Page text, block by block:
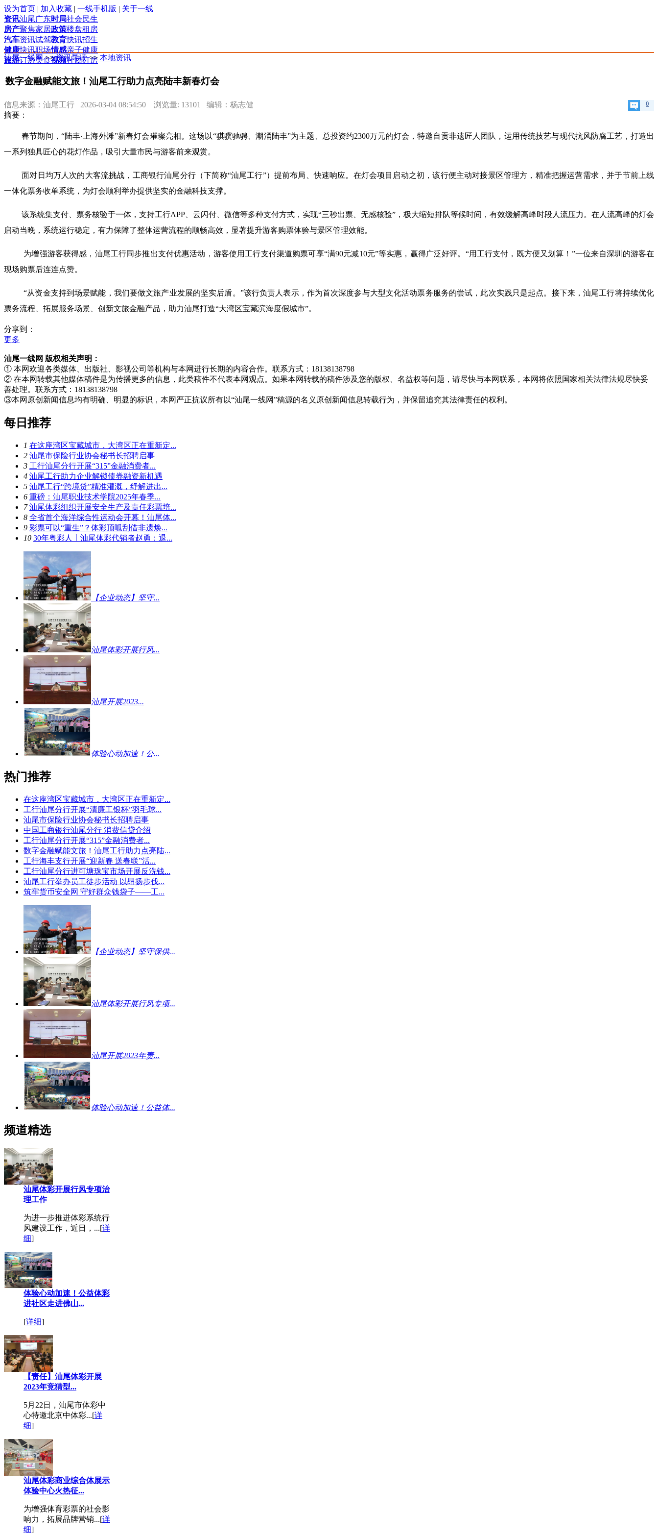
设为首页 | 加入收藏 | 一线手机版 | 关于一线
资讯汕尾广东时局社会民生
房产聚焦家居政策楼盘租房
汽车资讯试驾教育快讯招生
健康快讯职场情感亲子健康
旅游订房美食视频社团订房
汕尾一线网>>资讯导读>> 本地资讯
数字金融赋能文旅！汕尾工行助力点亮陆丰新春灯会
信息来源：汕尾工行 2026-03-04 08:54:50 浏览量: 13101 编辑：杨志健 0
摘要：
春节期间， “陆丰·上海外滩”新春灯会璀璨亮相。这场以“骐骥驰骋、潮涌陆丰”为主题、总投资约2300万元的灯会，特邀自贡非遗匠人团队，运用传统技艺与现代抗风防腐工艺，打造出
一系列独具匠心的花灯作品，吸引大量市民与游客前来观赏。
面对日均万人次的大客流挑战，工商银行汕尾分行（下简称“汕尾工行”）提前布局、快速响应。在灯会项目启动之初，该行便主动对接景区管理方，精准把握运营需求，并于节前上线
一体化票务收单系统，为灯会顺利举办提供坚实的金融科技支撑。
该系统集支付、票务核验于一体，支持工行APP 、云闪付、微信等多种支付方式，实现“三秒出票、无感核验”，极大缩短排队等候时间，有效缓解高峰时段人流压力。在人流高峰的灯会
启动当晚，系统运行稳定，有力保障了整体运营流程的顺畅高效，显著提升游客购票体验与景区管理效能。
为增强游客获得感，汕尾工行同步推出支付优惠活动，游客使用工行支付渠道购票可享“满90元减10元”等实惠，赢得广泛好评。“用工行支付，既方便又划算！”一位来自深圳的游客在
现场购票后连连点赞。
“从资金支持到场景赋能，我们要做文旅产业发展的坚实后盾。”该行负责人表示，作为首次深度参与大型文化活动票务服务的尝试，此次实践只是起点。接下来，汕尾工行将持续优化
票务流程、拓展服务场景、创新文旅金融产品，助力汕尾打造“大湾区宝藏滨海度假城市”。
分享到：
更多
汕尾一线网 版权相关声明：
① 本网欢迎各类媒体、出版社、影视公司等机构与本网进行长期的内容合作。联系方式：18138138798
② 在本网转载其他媒体稿件是为传播更多的信息，此类稿件不代表本网观点。如果本网转载的稿件涉及您的版权、名益权等问题，请尽快与本网联系，本网将依照国家相关法律法规尽快妥
善处理。联系方式：18138138798
③本网原创新闻信息均有明确、明显的标识，本网严正抗议所有以“汕尾一线网”稿源的名义原创新闻信息转载行为，并保留追究其法律责任的权利。
每日推荐
1 在这座湾区宝藏城市，大湾区正在重新定...
2 汕尾市保险行业协会秘书长招聘启事
3 工行汕尾分行开展“315”金融消费者...
4 汕尾工行助力企业解锁债券融资新机遇
5 汕尾工行“跨境贷”精准灌溉，纾解进出...
6 重磅：汕尾职业技术学院2025年春季...
7汕尾体彩组织开展安全生产及责任彩票培...
8 全省首个海洋综合性运动会开幕！汕尾体...
9 彩票可以“重生”？体彩顶呱刮借非遗焕...
10 30年粤彩人丨汕尾体彩代销者赵勇：退...
【企业动态】坚守...
汕尾体彩开展行风...
汕尾开展2023...
体验心动加速！公...
热门推荐
在这座湾区宝藏城市，大湾区正在重新定...
工行汕尾分行开展“清廉工银杯”羽毛球...
汕尾市保险行业协会秘书长招聘启事
中国工商银行汕尾分行 消费信贷介绍
工行汕尾分行开展“315”金融消费者...
数字金融赋能文旅！汕尾工行助力点亮陆...
工行海丰支行开展“迎新春 送春联”活...
工行汕尾分行进可塘珠宝市场开展反洗钱...
汕尾工行举办员工徒步活动 以昂扬步伐...
筑牢货币安全网 守好群众钱袋子——工...
【企业动态】坚守保供...
汕尾体彩开展行风专项...
汕尾开展2023年责...
体验心动加速！公益体...
频道精选
汕尾体彩开展行风专项治
理工作
为进一步推进体彩系统行
风建设工作，近日，...[详
细]
体验心动加速！公益体彩
进社区走进佛山...
[详细]
【责任】汕尾体彩开展
2023年竞猜型...
5月22日，汕尾市体彩中
心特邀北京中体彩...[详
细]
汕尾体彩商业综合体展示
体验中心火热征...
为增强体育彩票的社会影
响力，拓展品牌营销...[详
细]